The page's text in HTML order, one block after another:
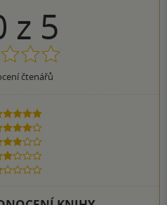
z 5
čtenářů
5 hvězdiček
4 hvězdičky
3 hvězdičky
2 hvězdičky
hvezdička